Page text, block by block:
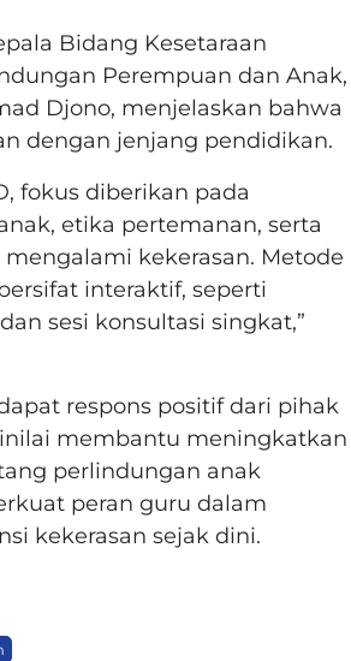
Bidang Kesetaraan
Perempuan dan Anak,
Djono, menjelaskan bahwa
dengan jenjang pendidikan.
fokus diberikan pada
etika pertemanan, serta
kekerasan. Metode
interaktif, seperti
sesi konsultasi singkat,”
respons positif dari pihak
membantu meningkatkan
perlindungan anak
peran guru dalam
kekerasan sejak dini.